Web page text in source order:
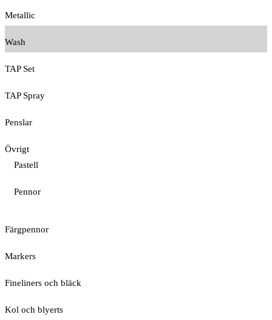
Metallic
Wash
TAP Set
TAP Spray
Penslar
Övrigt
Pastell
Pennor
Färgpennor
Markers
Fineliners och bläck
Kol och blyerts